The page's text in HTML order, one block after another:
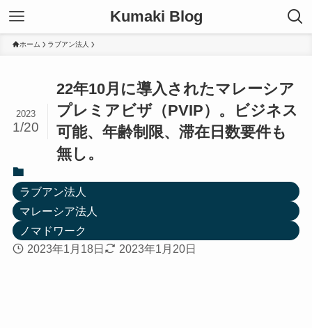
Kumaki Blog
ホーム ラブアン法人
22年10月に導入されたマレーシア
プレミアビザ（PVIP）。ビジネス
可能、年齢制限、滞在日数要件も
無し。
2023
1/20
ラブアン法人
マレーシア法人
ノマドワーク
2023年1月18日
2023年1月20日